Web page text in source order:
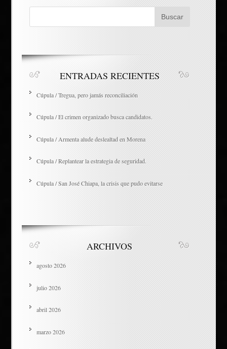
ENTRADAS RECIENTES
Cúpula / Tregua, pero jamás reconciliación
Cúpula / El crimen organizado busca candidatos.
Cúpula / Armenta alude deslealtad en Morena
Cúpula / Replantear la estrategia de seguridad.
Cúpula / San José Chiapa, la crisis que pudo evitarse
ARCHIVOS
agosto 2026
julio 2026
abril 2026
marzo 2026